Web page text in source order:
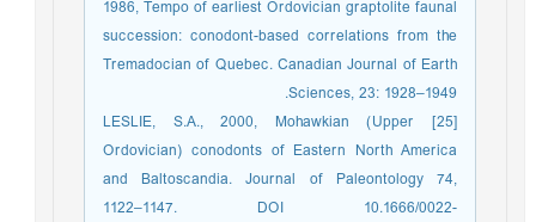
1986, Tempo of earliest Ordovician graptolite faunal
succession: conodont-based correlations from the
Tremadocian of Quebec. Canadian Journal of Earth
Sciences, 23: 1928–1949.
[25] LESLIE, S.A., 2000, Mohawkian (Upper
Ordovician) conodonts of Eastern North America
and Baltoscandia. Journal of Paleontology 74,
1122–1147. DOI 10.1666/0022-